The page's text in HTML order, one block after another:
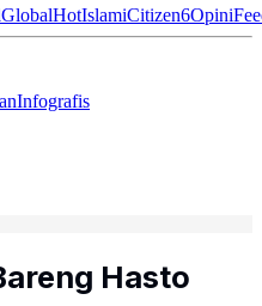
GlobalHotIslamiCitizen6Opini
Infografis
Hasto